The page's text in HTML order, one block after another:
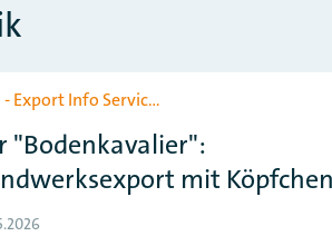
- Export Info Servic…
"Bodenkavalier":
mit Köpfchen